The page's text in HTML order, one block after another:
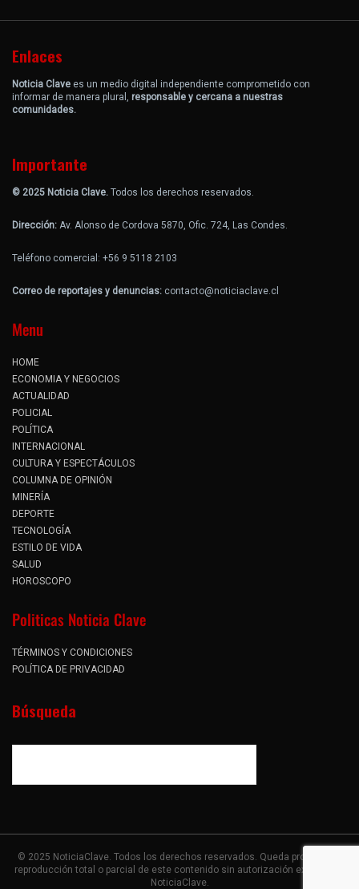
Enlaces
Noticia Clave es un medio digital independiente comprometido con
informar de manera plural, responsable y cercana a nuestras
comunidades.
Importante
© 2025 Noticia Clave. Todos los derechos reservados.
Dirección: Av. Alonso de Cordova 5870, Ofic. 724, Las Condes.
Teléfono comercial: +56 9 5118 2103
Correo de reportajes y denuncias: contacto@noticiaclave.cl
Menu
HOME
ECONOMIA Y NEGOCIOS
ACTUALIDAD
POLICIAL
POLÍTICA
INTERNACIONAL
CULTURA Y ESPECTÁCULOS
COLUMNA DE OPINIÓN
MINERÍA
DEPORTE
TECNOLOGÍA
ESTILO DE VIDA
SALUD
HOROSCOPO
Politicas Noticia Clave
TÉRMINOS Y CONDICIONES
POLÍTICA DE PRIVACIDAD
Búsqueda
© 2025 NoticiaClave. Todos los derechos reservados. Queda prohibida la
reproducción total o parcial de este contenido sin autorización expresa de
NoticiaClave.